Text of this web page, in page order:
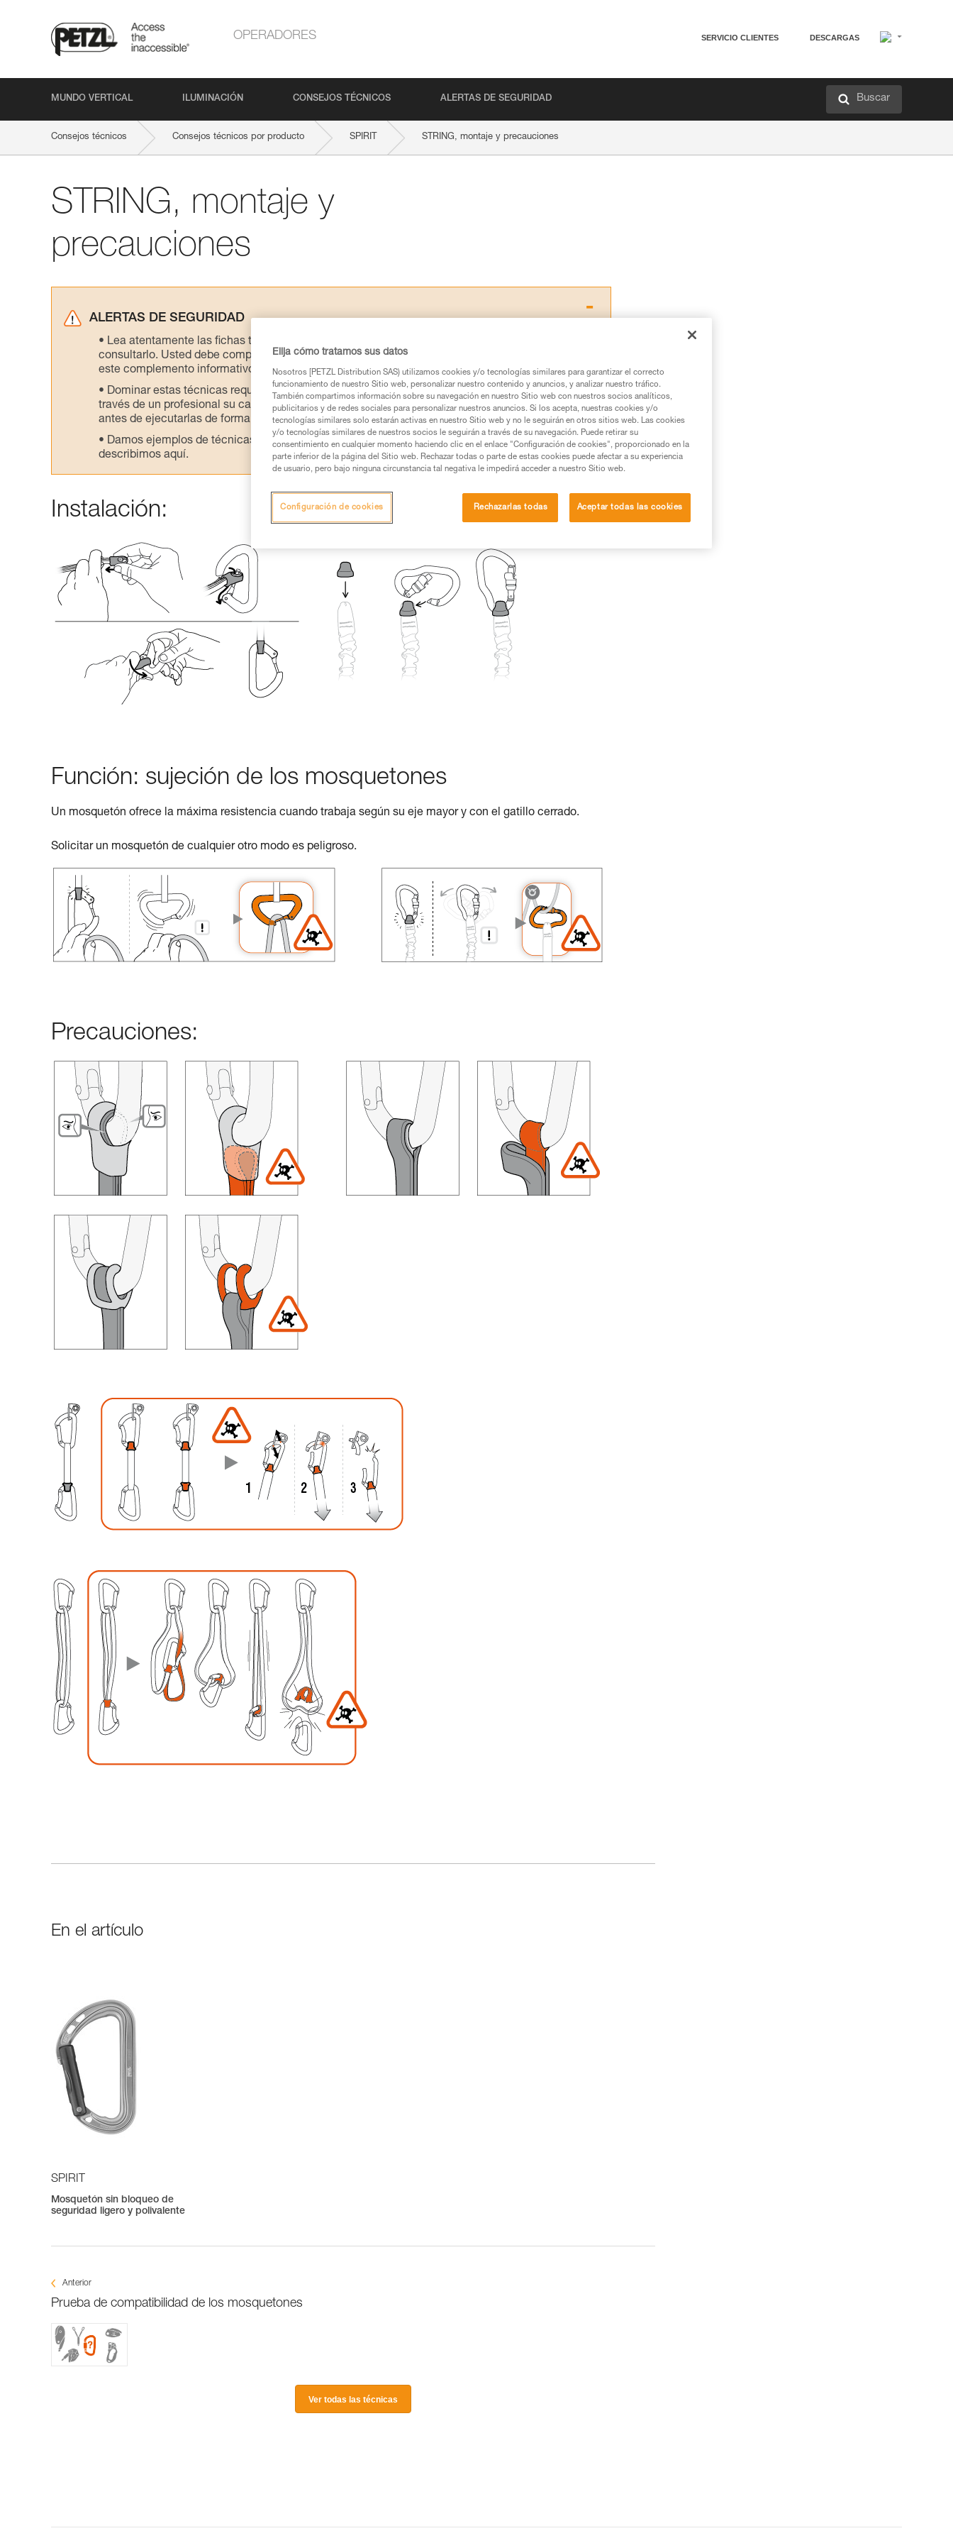
OPERADORES SERVICIO CLIENTES DESCARGAS
MUNDO VERTICAL ILUMINACIÓN CONSEJOS TÉCNICOS ALERTAS DE SEGURIDAD Buscar
Consejos técnicos Consejos técnicos por producto SPIRIT STRING, montaje y precauciones
STRING, montaje y
precauciones
ALERTAS DE SEGURIDAD
Lea atentamente las fichas técnicas de los productos utilizados en este consejo antes de
consultarlo. Usted debe comprender la información de la ficha técnica para poder comprender
este complemento informativo.
Dominar estas técnicas requiere una formación y un entrenamiento específico. Confirme a
través de un profesional su capacidad para ejecutar estas técnicas, solo y con total seguridad,
antes de ejecutarlas de forma autónoma.
Damos ejemplos de técnicas relacionadas con su actividad. Pueden existir otras que no
describimos aquí.
Instalación:
Función: sujeción de los mosquetones
Un mosquetón ofrece la máxima resistencia cuando trabaja según su eje mayor y con el gatillo cerrado.
Solicitar un mosquetón de cualquier otro modo es peligroso.
Precauciones:
En el artículo
SPIRIT
Mosquetón sin bloqueo de
seguridad ligero y polivalente
Anterior
Prueba de compatibilidad de los mosquetones
Ver todas las técnicas
Elija cómo tratamos sus datos
Nosotros [PETZL Distribution SAS) utilizamos cookies y/o tecnologías similares para garantizar el correcto
funcionamiento de nuestro Sitio web, personalizar nuestro contenido y anuncios, y analizar nuestro tráfico.
También compartimos información sobre su navegación en nuestro Sitio web con nuestros socios analíticos,
publicitarios y de redes sociales para personalizar nuestros anuncios. Si los acepta, nuestras cookies y/o
tecnologías similares solo estarán activas en nuestro Sitio web y no le seguirán en otros sitios web. Las cookies
y/o tecnologías similares de nuestros socios le seguirán a través de su navegación. Puede retirar su
consentimiento en cualquier momento haciendo clic en el enlace "Configuración de cookies", proporcionado en la
parte inferior de la página del Sitio web. Rechazar todas o parte de estas cookies puede afectar a su experiencia
de usuario, pero bajo ninguna circunstancia tal negativa le impedirá acceder a nuestro Sitio web.
Rechazarlas todas Aceptar todas las cookies
Configuración de cookies